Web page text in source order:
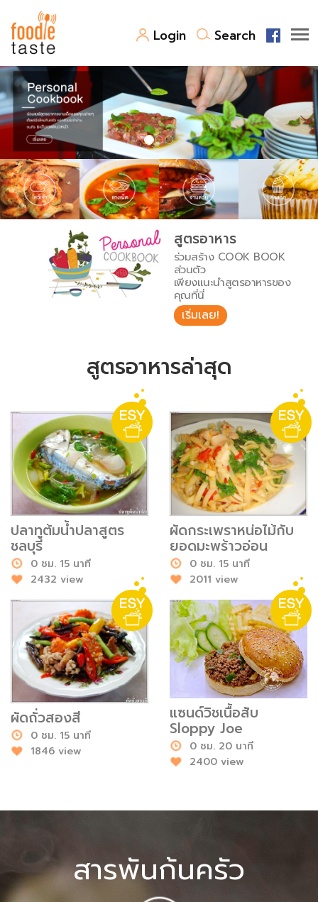
Login Search
สูตรอาหาร
สูตรอาหารล่าสุด
Top Foodie
พาไปชิม
สารพันก้นครัว
เคล็ดลับน่ารู้
เปรียบเทียบหน่วยการตวง
เปรียบเทียบอุณหภูมิ
เปรียบเทียบน้ำหนักวัตถุดิบ
FoodPedia
สร้าง Cookbook
สูตรอาหาร
ร่วมสร้าง COOK BOOK
ส่วนตัว
เพียงแนะนำสูตรอาหารของ
คุณที่นี่
เริ่มเลย!
สูตรอาหารล่าสุด
ปลาทูต้มน้ำปลาสูตร
ชลบุรี
0 ชม. 15 นาที
2432 view
ผัดกระเพราหน่อไม้กับ
ยอดมะพร้าวอ่อน
0 ชม. 15 นาที
2011 view
ผัดถั่วสองสี
0 ชม. 15 นาที
1846 view
แซนด์วิชเนื้อสับ
Sloppy Joe
0 ชม. 20 นาที
2400 view
สารพันก้นครัว